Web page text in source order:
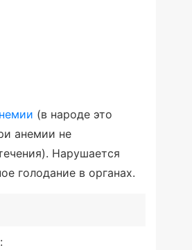
(в народе это
анемии не
Нарушается
голодание в органах.